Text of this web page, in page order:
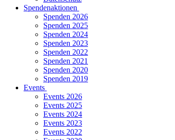
Spendenaktionen
Spenden 2026
Spenden 2025
Spenden 2024
Spenden 2023
Spenden 2022
Spenden 2021
Spenden 2020
Spenden 2019
Events
Events 2026
Events 2025
Events 2024
Events 2023
Events 2022